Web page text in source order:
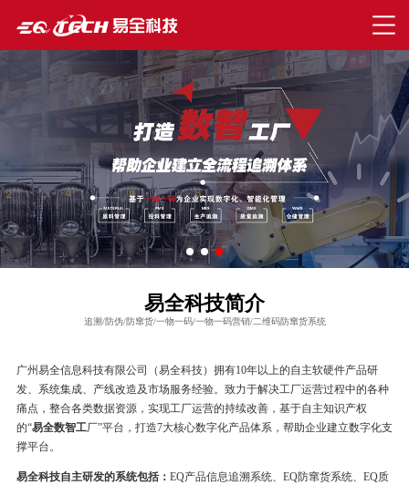
易全科技简介
追溯/防伪/防窜货/一物一码/一物一码营销/二维码防窜货系统
广州易全信息科技有限公司（易全科技）拥有10年以上的自主软硬件产品研
发、系统集成、产线改造及市场服务经验。致力于解决工厂运营过程中的各种
痛点，整合各类数据资源，实现工厂运营的持续改善，基于自主知识产权
的“易全数智工厂”平台，打造7大核心数字化产品体系，帮助企业建立数字化支
撑平台。
易全科技自主研发的系统包括： EQ产品信息追溯系统、EQ防窜货系统、EQ质